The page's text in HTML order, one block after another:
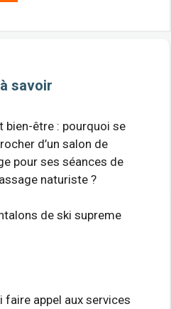
savoir
bien-être : pourquoi se
d’un salon de
pour ses séances de
naturiste ?
de ski supreme
faire appel aux services